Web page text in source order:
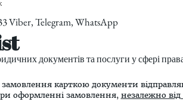
Viber, Telegram, WhatsApp
документів та послуги у сфері
замовлення карткою документи
оформленні замовлення, незалежно від